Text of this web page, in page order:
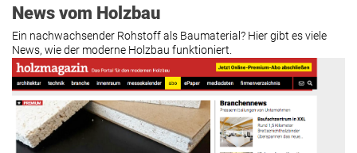
News vom Holzbau
Ein nachwachsender Rohstoff als Baumaterial? Hier gibt es viele
News, wie der moderne Holzbau funktioniert.